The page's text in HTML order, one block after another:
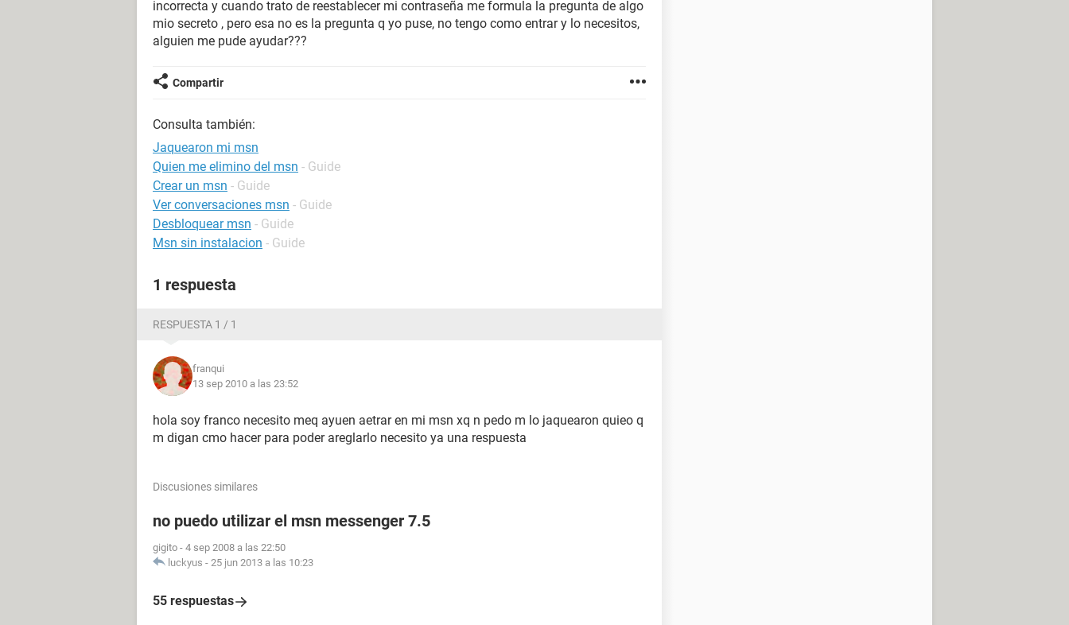
incorrecta y cuando trato de reestablecer mi contraseña me formula la pregunta de algo
mio secreto , pero esa no es la pregunta q yo puse, no tengo como entrar y lo necesitos,
alguien me pude ayudar???
Compartir
Consulta también:
Jaquearon mi msn
Quien me elimino del msn - Guide
Crear un msn - Guide
Ver conversaciones msn - Guide
Desbloquear msn - Guide
Msn sin instalacion - Guide
1 respuesta
RESPUESTA 1 / 1
franqui
13 sep 2010 a las 23:52
hola soy franco necesito meq ayuen aetrar en mi msn xq n pedo m lo jaquearon quieo q
m digan cmo hacer para poder areglarlo necesito ya una respuesta
Discusiones similares
no puedo utilizar el msn messenger 7.5
gigito - 4 sep 2008 a las 22:50
luckyus - 25 jun 2013 a las 10:23
55 respuestas